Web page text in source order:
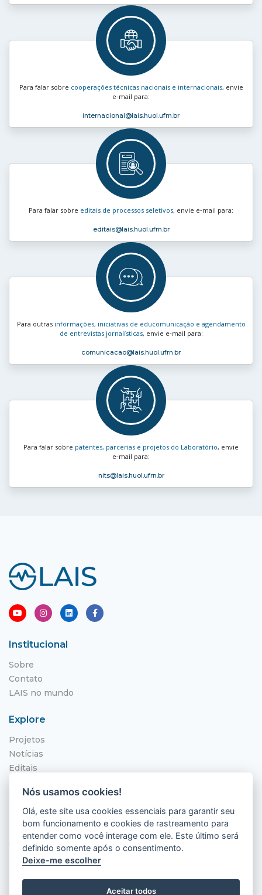
Para falar sobre cooperações técnicas nacionais e internacionais, envie
e‑mail para:
internacional@lais.huol.ufrn.br
Para falar sobre editais de processos seletivos, envie e‑mail para:
editais@lais.huol.ufrn.br
Para outras informações, iniciativas de educomunicação e agendamento
de entrevistas jornalísticas, envie e‑mail para:
comunicacao@lais.huol.ufrn.br
Para falar sobre patentes, parcerias e projetos do Laboratório, envie
e‑mail para:
nits@lais.huol.ufrn.br
Institucional
Sobre
Contato
LAIS no mundo
Explore
Projetos
Notícias
Editais
Localização
Hospital Universitário Onofre Lopes - HUOL
Av. Nilo Peçanha, 620 - Petrópolis
Natal - RN, 59012-300
Nós usamos cookies!
Olá, este site usa cookies essenciais para garantir seu
bom funcionamento e cookies de rastreamento para
entender como você interage com ele. Este último será
definido somente após o consentimento.
Deixe-me escolher
Aceitar todos